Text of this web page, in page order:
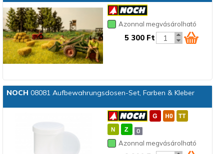
Azonnal megvásárolható
5 300 Ft
NOCH 08081 Aufbewahrungsdosen-Set, Farben & Kleber
Azonnal megvásárolható